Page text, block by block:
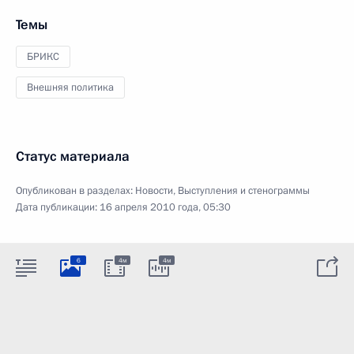
Темы
БРИКС
Внешняя политика
Статус материала
Опубликован в разделах: Новости, Выступления и стенограммы
Дата публикации: 16 апреля 2010 года, 05:30
6 4м 4м